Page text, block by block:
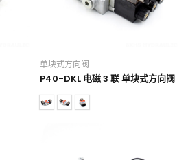
单块式方向阀
P40-DKL 电磁 3 联 单块式方向阀